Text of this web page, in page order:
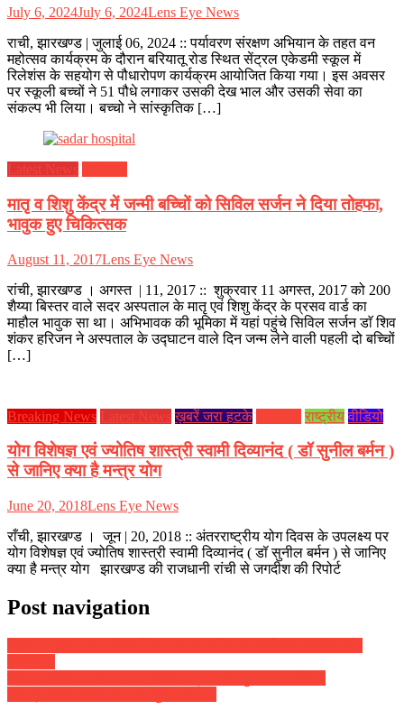
July 6, 2024July 6, 2024Lens Eye News
राची, झारखण्ड | जुलाई 06, 2024 :: पर्यावरण संरक्षण अभियान के तहत वन
महोत्सव कार्यक्रम के दौरान बरियातू रोड स्थित सेंट्रल एकेडमी स्कूल में
रिलेशंस के सहयोग से पौधारोपण कार्यक्रम आयोजित किया गया। इस अवसर
पर स्कूली बच्चों ने 51 पौधे लगाकर उसकी देख भाल और उसकी सेवा का
संकल्प भी लिया। बच्चो ने सांस्कृतिक […]
Latest News
मातृ व शिशु केंद्र में जन्मी बच्चिों को सिविल सर्जन ने दिया तोहफा,
भावुक हुए चिकित्सक
August 11, 2017Lens Eye News
रांची, झारखण्ड । अगस्त | 11, 2017 :: शुक्रवार 11 अगस्त, 2017 को 200
शैय्या बिस्तर वाले सदर अस्पताल के मातृ एवं शिशु केंद्र के प्रसव वार्ड का
माहौल भावुक सा था। अभिभावक की भूमिका में यहां पहुंचे सिविल सर्जन डाॅ शिव
शंकर हरिजन ने अस्पताल के उद्घाटन वाले दिन जन्म लेने वाली पहली दो बच्चिों
[…]
Breaking News Latest News ख़बरें जरा हटके राष्ट्रीय वीडियो
योग विशेषज्ञ एवं ज्योतिष शास्त्री स्वामी दिव्यानंद ( डॉ सुनील बर्मन )
से जानिए क्या है मन्त्र योग
June 20, 2018Lens Eye News
राँची, झारखण्ड । जून | 20, 2018 :: अंतरराष्ट्रीय योग दिवस के उपलक्ष्य पर
योग विशेषज्ञ एवं ज्योतिष शास्त्री स्वामी दिव्यानंद ( डॉ सुनील बर्मन ) से जानिए
क्या है मन्त्र योग झारखण्ड की राजधानी रांची से जगदीश की रिपोर्ट
Post navigation